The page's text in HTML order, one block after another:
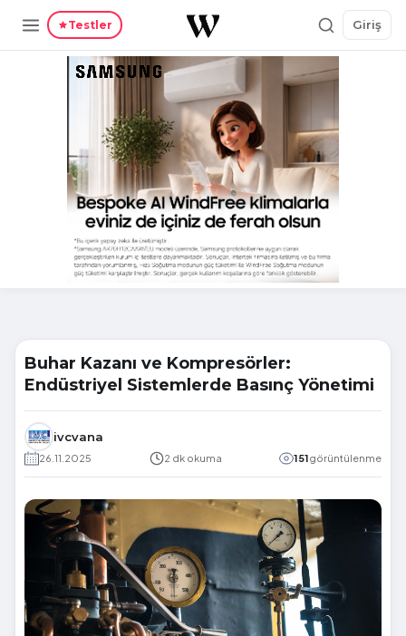
Testler Giriş
Buhar Kazanı ve Kompresörler:
Endüstriyel Sistemlerde Basınç Yönetimi
ivcvana
26.11.2025 2 dk okuma 151görüntülenme